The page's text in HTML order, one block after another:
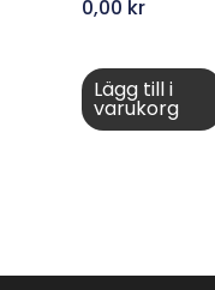
0,00 kr
Lägg till i
varukorg